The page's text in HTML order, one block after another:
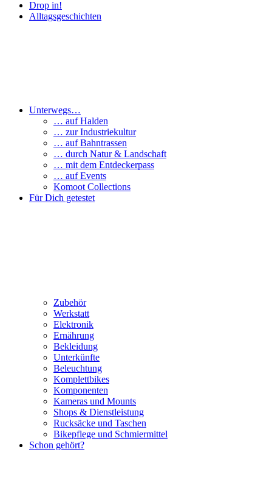
Drop in!
Alltagsgeschichten
Unterwegs…
… auf Halden
… zur Industriekultur
… auf Bahntrassen
… durch Natur & Landschaft
… mit dem Entdeckerpass
… auf Events
Komoot Collections
Für Dich getestet
Zubehör
Werkstatt
Elektronik
Ernährung
Bekleidung
Unterkünfte
Beleuchtung
Komplettbikes
Komponenten
Kameras und Mounts
Shops & Dienstleistung
Rucksäcke und Taschen
Bikepflege und Schmiermittel
Schon gehört?